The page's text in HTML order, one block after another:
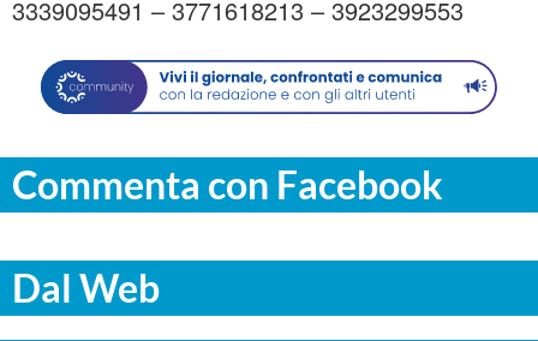
3339095491 – 3771618213 – 3923299553
Commenta con Facebook
Dal Web